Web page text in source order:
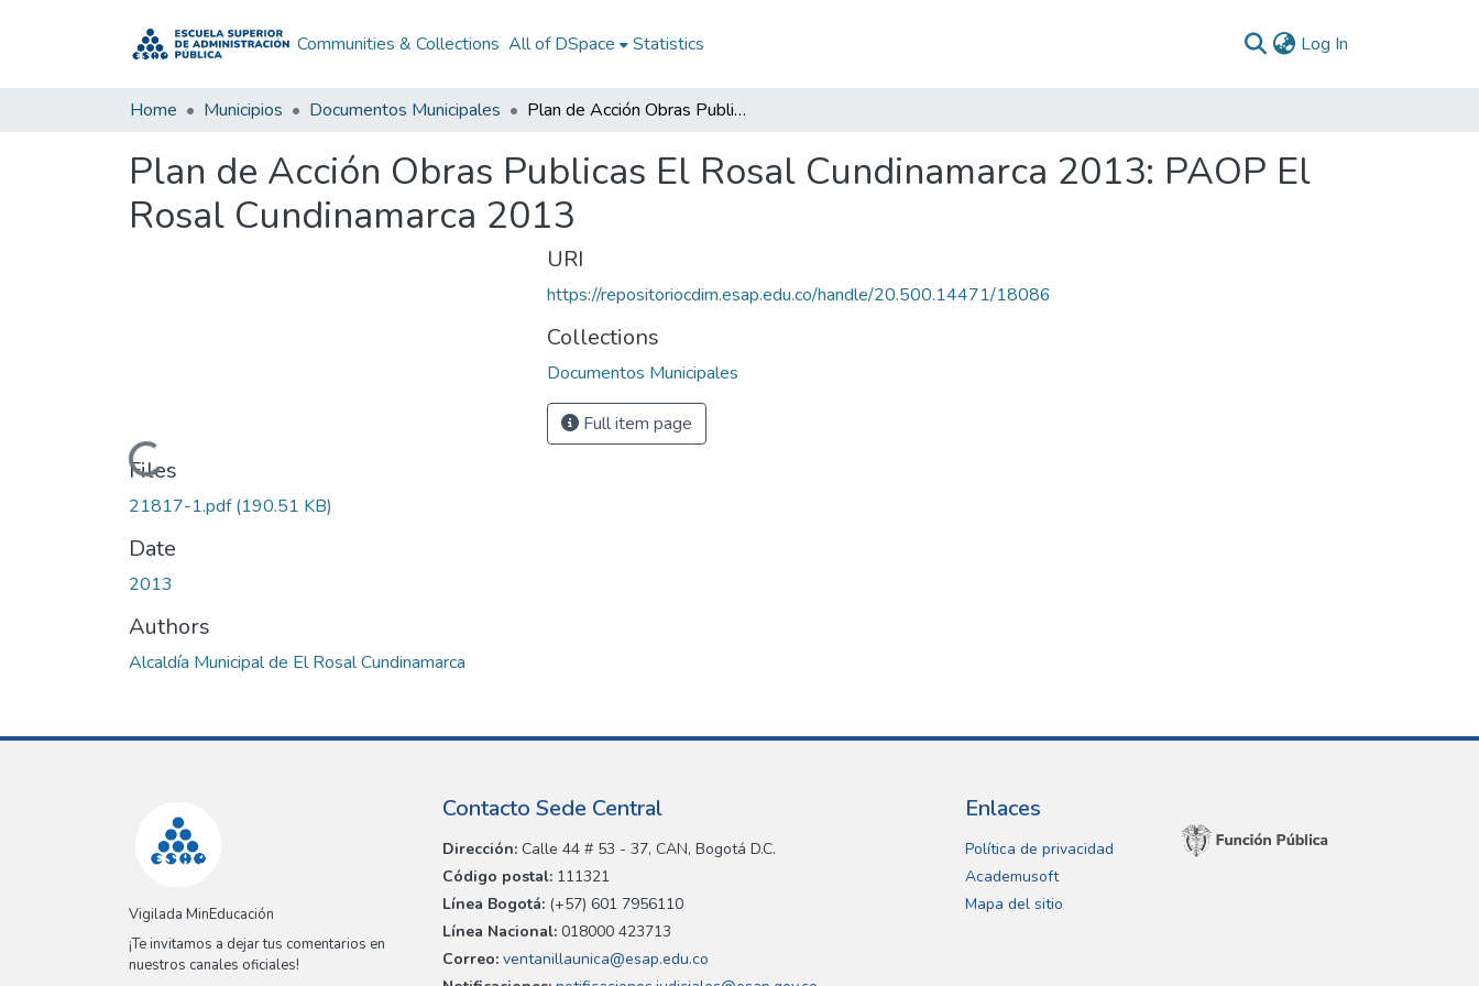
Communities & Collections All of DSpace Statistics Log In
Home Municipios Documentos Municipales Plan de Acción Obras Publicas El Rosal Cundinamarca 2013: PAOP El Rosal Cundinamarca 2013
Plan de Acción Obras Publicas El Rosal Cundinamarca 2013: PAOP El
Rosal Cundinamarca 2013
Loading...
Files
21817-1.pdf(190.51 KB)
Date
2013
Authors
Alcaldía Municipal de El Rosal Cundinamarca
URI
https://repositoriocdim.esap.edu.co/handle/20.500.14471/18086
Collections
Documentos Municipales
Full item page
Vigilada MinEducación
¡Te invitamos a dejar tus comentarios en
nuestros canales oficiales!
Contacto Sede Central
Dirección: Calle 44 # 53 - 37, CAN, Bogotá D.C.
Código postal: 111321
Línea Bogotá: (+57) 601 7956110
Línea Nacional: 018000 423713
Correo: ventanillaunica@esap.edu.co
Enlaces
Política de privacidad
Academusoft
Mapa del sitio